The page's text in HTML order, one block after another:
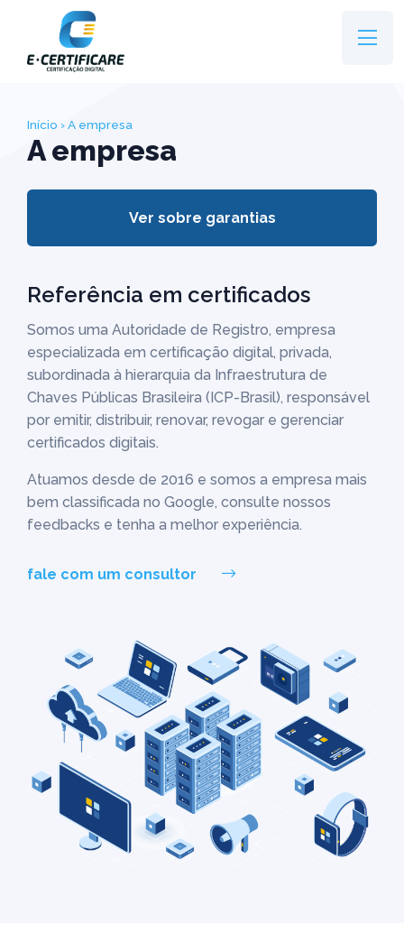
Início › A empresa
A empresa
Ver sobre garantias
Referência em certificados
Somos uma Autoridade de Registro, empresa
especializada em certificação digital, privada,
subordinada à hierarquia da Infraestrutura de
Chaves Públicas Brasileira (ICP-Brasil), responsável
por emitir, distribuir, renovar, revogar e gerenciar
certificados digitais.
Atuamos desde de 2016 e somos a empresa mais
bem classificada no Google, consulte nossos
feedbacks e tenha a melhor experiência.
fale com um consultor